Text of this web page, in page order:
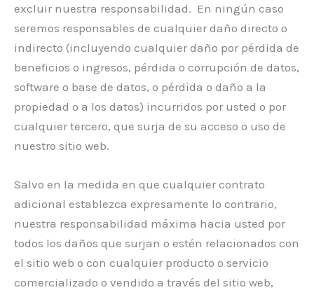
excluir nuestra responsabilidad. En ningún caso
seremos responsables de cualquier daño directo o
indirecto (incluyendo cualquier daño por pérdida de
beneficios o ingresos, pérdida o corrupción de datos,
software o base de datos, o pérdida o daño a la
propiedad o a los datos) incurridos por usted o por
cualquier tercero, que surja de su acceso o uso de
nuestro sitio web.
Salvo en la medida en que cualquier contrato
adicional establezca expresamente lo contrario,
nuestra responsabilidad máxima hacia usted por
todos los daños que surjan o estén relacionados con
el sitio web o con cualquier producto o servicio
comercializado o vendido a través del sitio web,